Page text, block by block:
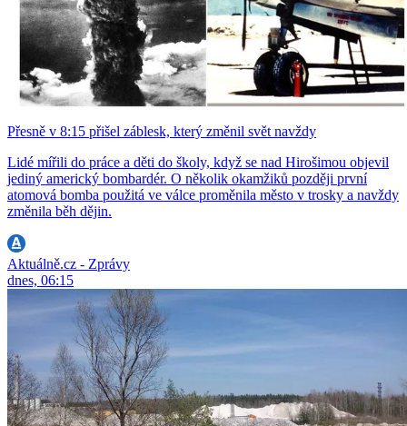
Přesně v 8:15 přišel záblesk, který změnil svět navždy
Lidé mířili do práce a děti do školy, když se nad Hirošimou objevil
jediný americký bombardér. O několik okamžiků později první
atomová bomba použitá ve válce proměnila město v trosky a navždy
změnila běh dějin.
Aktuálně.cz - Zprávy
dnes, 06:15